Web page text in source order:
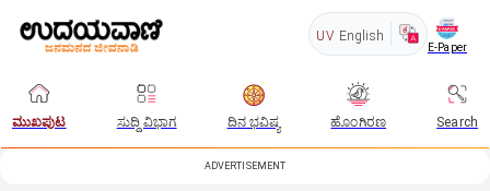
UV English
E-Paper
ಮುಖಪುಟ ಸುದ್ದಿ ವಿಭಾಗ ದಿನ ಭವಿಷ್ಯ ಹೊಂಗಿರಣ Search
ADVERTISEMENT